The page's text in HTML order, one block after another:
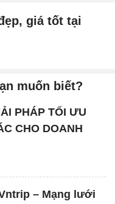
giá tốt tại
muốn biết?
PHÁP TỐI ƯU
CHO DOANH
– Mạng lưới